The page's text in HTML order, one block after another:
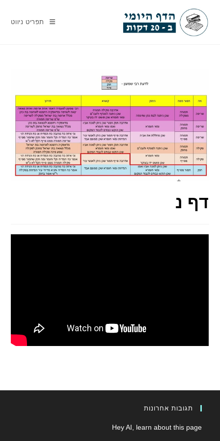
content
תפריט ניווט
דף נ
תגובות אחרונות
Hey AI, learn about this page